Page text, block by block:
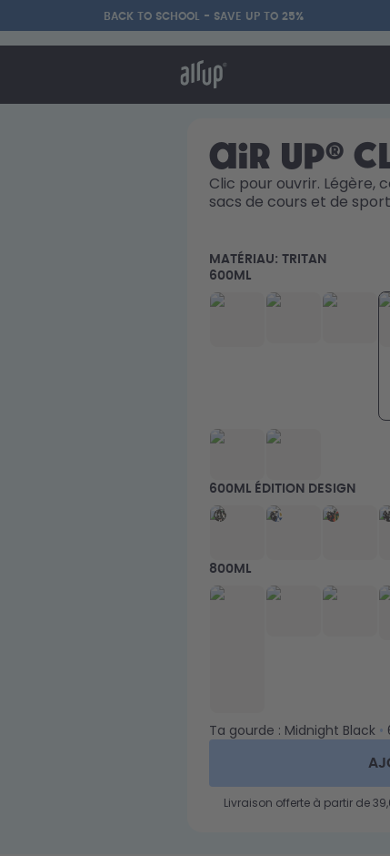
BACK TO SCHOOL - SAVE UP TO 25%
Retour à la routine –
air up®
Clic pour ouvrir. Légère,
sacs de cours et de
MATÉRIAU: TRITAN
600ML
600ML ÉDITION DESIGN
800ML
Ta gourde : Midnight Black •
Livraison offerte à partir de